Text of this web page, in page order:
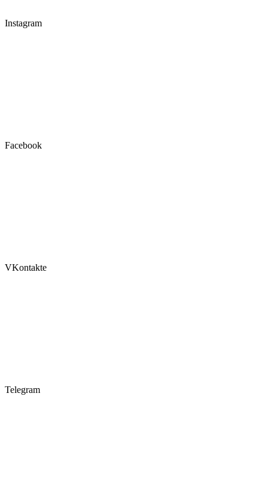
Instagram
Facebook
VKontakte
Telegram